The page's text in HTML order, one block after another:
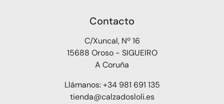
Contacto
C/Xuncal, Nº 16
15688 Oroso - SIGUEIRO
A Coruña
Llámanos: +34 981 691 135
tienda@calzadosloli.es